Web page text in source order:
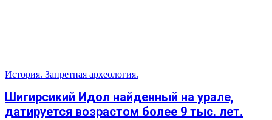
История. Запретная археология.
Шигирсикий Идол найденный на урале,
датируется возрастом более 9 тыс. лет.